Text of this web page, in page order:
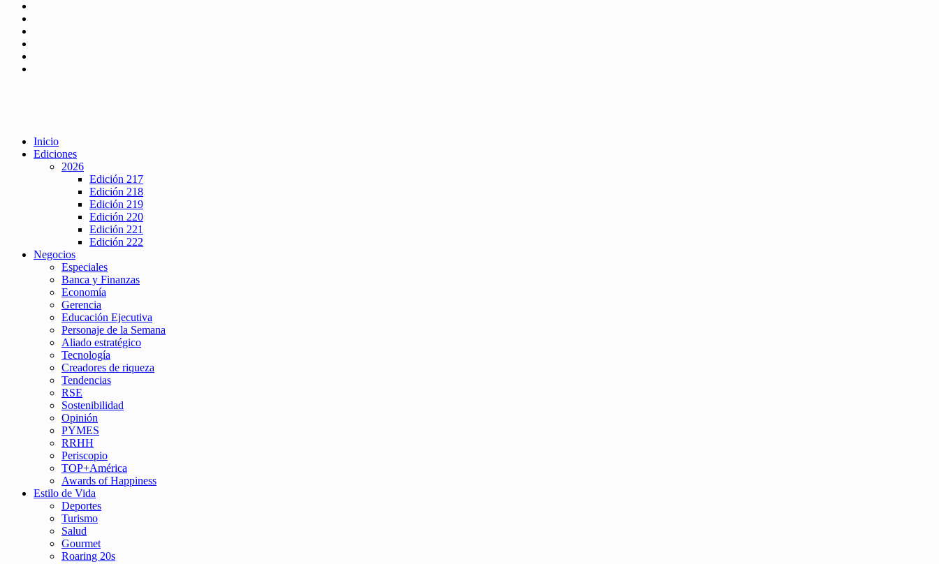
Inicio
Ediciones
2026
Edición 217
Edición 218
Edición 219
Edición 220
Edición 221
Edición 222
Negocios
Especiales
Banca y Finanzas
Economía
Gerencia
Educación Ejecutiva
Personaje de la Semana
Aliado estratégico
Tecnología
Creadores de riqueza
Tendencias
RSE
Sostenibilidad
Opinión
PYMES
RRHH
Periscopio
TOP+América
Awards of Happiness
Estilo de Vida
Deportes
Turismo
Salud
Gourmet
Roaring 20s